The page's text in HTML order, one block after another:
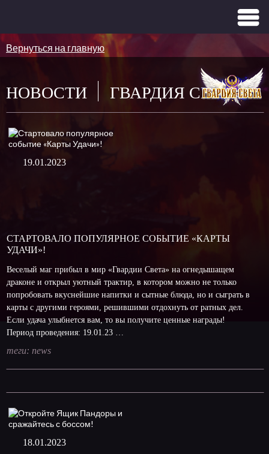
Вернуться на главную
НОВОСТИ ГВАРДИЯ СВЕТА
19.01.2023
СТАРТОВАЛО ПОПУЛЯРНОЕ СОБЫТИЕ «КАРТЫ
УДАЧИ»!
Веселый маг прибыл в мир «Гвардии Света» на огнедышащем
драконе и открыл уютный трактир, в котором можно не только
попробовать вкуснейшие напитки и сытные блюда, но и сыграть в
карты с другими героями, решившими отдохнуть от ратных дел.
Если удача улыбнется вам, то вы получите ценные награды!
Период проведения: 19.01.23 …
теги: news
18.01.2023